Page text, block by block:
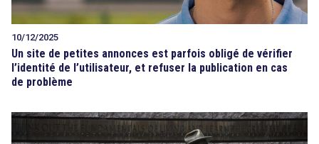
10/12/2025
Un site de petites annonces est parfois obligé de vérifier
l’identité de l’utilisateur, et refuser la publication en cas
de problème